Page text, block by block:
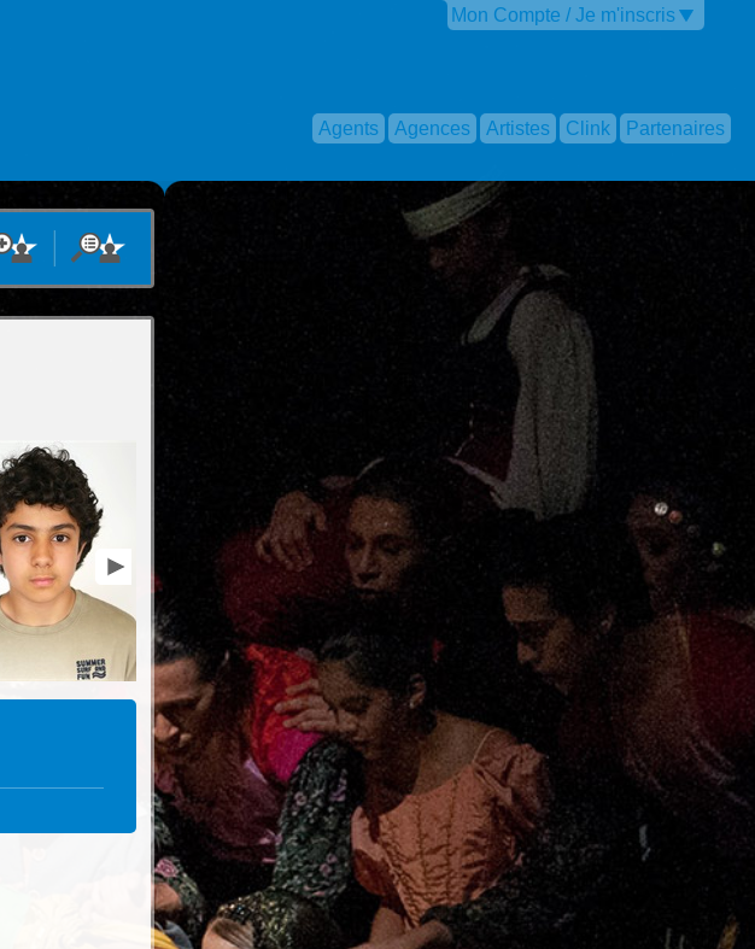
Mon Compte / Je m'inscris
Agents Agences Artistes Clink Partenaires